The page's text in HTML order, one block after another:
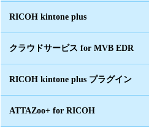
RICOH kintone plus
クラウドサービス for MVB EDR
RICOH kintone plus プラグイン
ATTAZoo+ for RICOH